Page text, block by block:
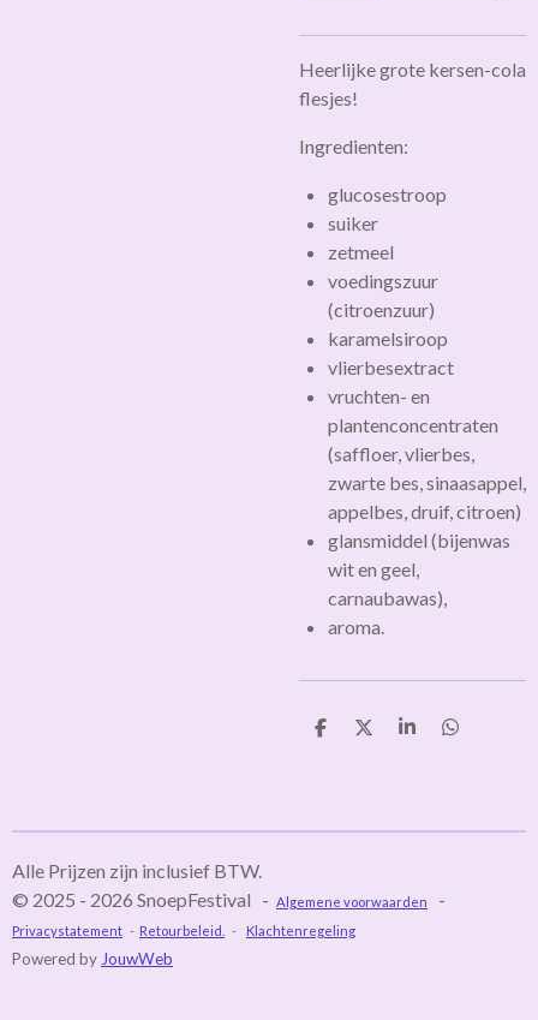
Heerlijke grote kersen-cola
flesjes!
Ingredienten:
glucosestroop
suiker
zetmeel
voedingszuur
(citroenzuur)
karamelsiroop
vlierbesextract
vruchten- en
plantenconcentraten
(saffloer, vlierbes,
zwarte bes, sinaasappel,
appelbes, druif, citroen)
glansmiddel (bijenwas
wit en geel,
carnaubawas),
aroma.
D
D
S
D
Alle Prijzen zijn inclusief BTW.
© 2025 - 2026 SnoepFestival - Algemene voorwaarden -
Privacystatement - Retourbeleid. - Klachtenregeling
Powered by JouwWeb